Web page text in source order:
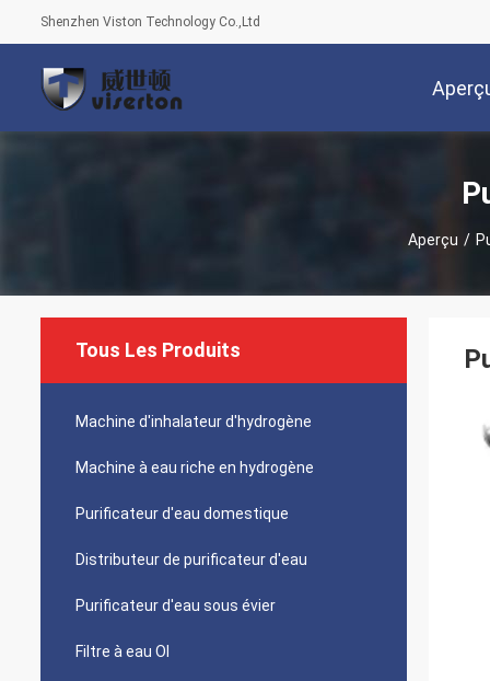
Shenzhen Viston Technology Co.,Ltd
Aperçu /
Tous Les Produits
Machine d'inhalateur d'hydrogène
Machine à eau riche en hydrogène
Purificateur d'eau domestique
Distributeur de purificateur d'eau
Purificateur d'eau sous évier
Filtre à eau OI